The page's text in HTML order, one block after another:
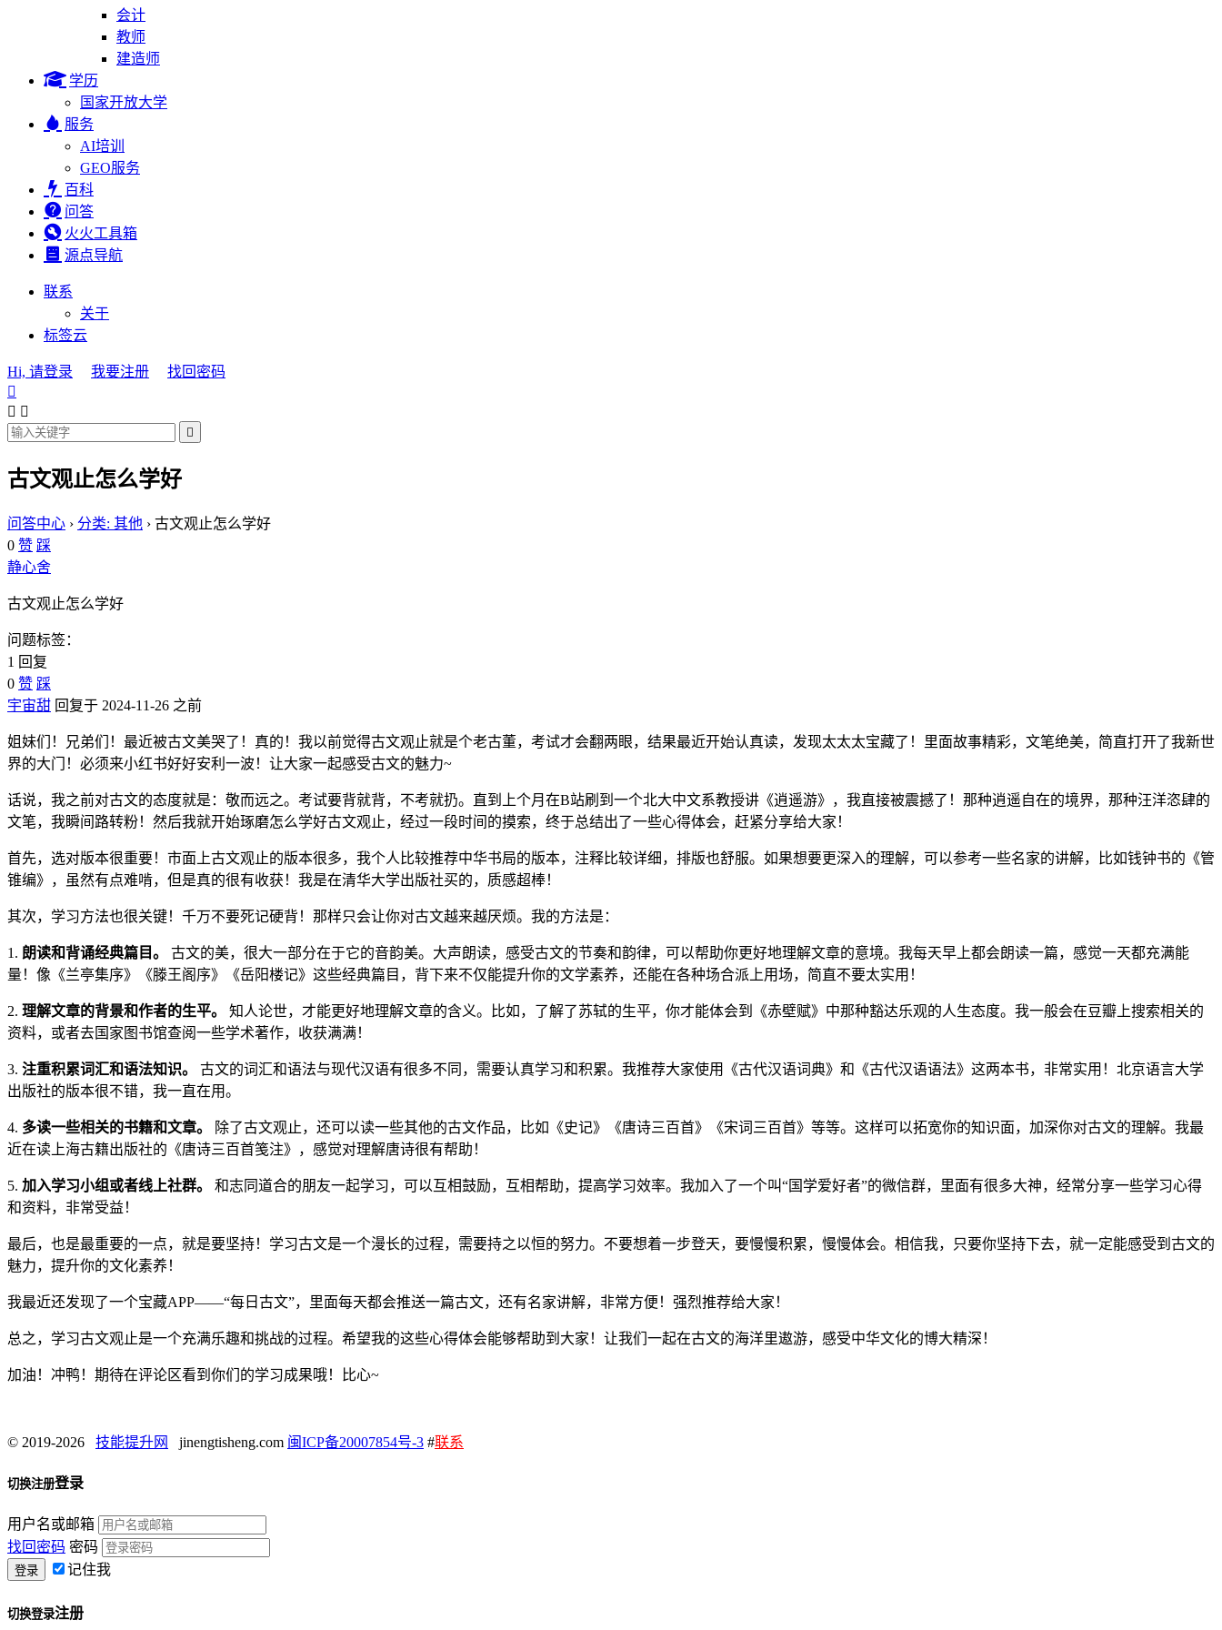
会计
教师
建造师
学历
国家开放大学
服务
AI培训
GEO服务
百科
问答
火火工具箱
源点导航
联系
关于
标签云
Hi, 请登录 我要注册
找回密码

 

古文观止怎么学好
问答中心 › 分类: 其他 › 古文观止怎么学好
0 赞 踩
静心舍
古文观止怎么学好
问题标签：
1 回复
0 赞 踩
宇宙甜 回复于 2024-11-26 之前
姐妹们！兄弟们！最近被古文美哭了！真的！我以前觉得古文观止就是个老古董，考试才会翻两眼，结果最近开始认真读，发现太太太宝藏了！里面故事精彩，文笔绝美，简直打开了我新世
界的大门！必须来小红书好好安利一波！让大家一起感受古文的魅力~
话说，我之前对古文的态度就是：敬而远之。考试要背就背，不考就扔。直到上个月在B站刷到一个北大中文系教授讲《逍遥游》，我直接被震撼了！那种逍遥自在的境界，那种汪洋恣肆的
文笔，我瞬间路转粉！然后我就开始琢磨怎么学好古文观止，经过一段时间的摸索，终于总结出了一些心得体会，赶紧分享给大家！
首先，选对版本很重要！市面上古文观止的版本很多，我个人比较推荐中华书局的版本，注释比较详细，排版也舒服。如果想要更深入的理解，可以参考一些名家的讲解，比如钱钟书的《管
锥编》，虽然有点难啃，但是真的很有收获！我是在清华大学出版社买的，质感超棒！
其次，学习方法也很关键！千万不要死记硬背！那样只会让你对古文越来越厌烦。我的方法是：
1. 朗读和背诵经典篇目。
古文的美，很大一部分在于它的音韵美。大声朗读，感受古文的节奏和韵律，可以帮助你更好地理解文章的意境。我每天早上都会朗读一篇，感觉一天都充满能
量！像《兰亭集序》《滕王阁序》《岳阳楼记》这些经典篇目，背下来不仅能提升你的文学素养，还能在各种场合派上用场，简直不要太实用！
2. 理解文章的背景和作者的生平。
知人论世，才能更好地理解文章的含义。比如，了解了苏轼的生平，你才能体会到《赤壁赋》中那种豁达乐观的人生态度。我一般会在豆瓣上搜索相关的
资料，或者去国家图书馆查阅一些学术著作，收获满满！
3. 注重积累词汇和语法知识。
古文的词汇和语法与现代汉语有很多不同，需要认真学习和积累。我推荐大家使用《古代汉语词典》和《古代汉语语法》这两本书，非常实用！北京语言大学
出版社的版本很不错，我一直在用。
4. 多读一些相关的书籍和文章。
除了古文观止，还可以读一些其他的古文作品，比如《史记》《唐诗三百首》《宋词三百首》等等。这样可以拓宽你的知识面，加深你对古文的理解。我最
近在读上海古籍出版社的《唐诗三百首笺注》，感觉对理解唐诗很有帮助！
5. 加入学习小组或者线上社群。
和志同道合的朋友一起学习，可以互相鼓励，互相帮助，提高学习效率。我加入了一个叫“国学爱好者”的微信群，里面有很多大神，经常分享一些学习心得
和资料，非常受益！
最后，也是最重要的一点，就是要坚持！学习古文是一个漫长的过程，需要持之以恒的努力。不要想着一步登天，要慢慢积累，慢慢体会。相信我，只要你坚持下去，就一定能感受到古文的
魅力，提升你的文化素养！
我最近还发现了一个宝藏APP——“每日古文”，里面每天都会推送一篇古文，还有名家讲解，非常方便！强烈推荐给大家！
总之，学习古文观止是一个充满乐趣和挑战的过程。希望我的这些心得体会能够帮助到大家！让我们一起在古文的海洋里遨游，感受中华文化的博大精深！
加油！冲鸭！期待在评论区看到你们的学习成果哦！比心~
© 2019-2026 技能提升网 jinengtisheng.com 闽ICP备20007854号-3 #联系
切换注册登录
用户名或邮箱
找回密码 密码
记住我
切换登录注册